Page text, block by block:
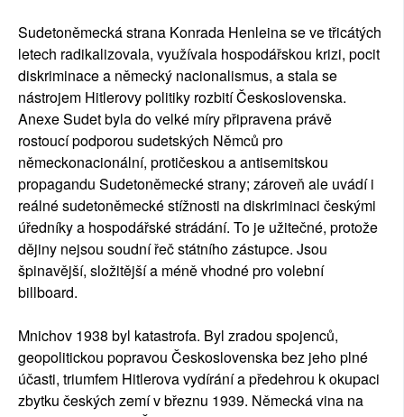
Sudetoněmecká strana Konrada Henleina se ve třicátých
letech radikalizovala, využívala hospodářskou krizi, pocit
diskriminace a německý nacionalismus, a stala se
nástrojem Hitlerovy politiky rozbití Československa.
Anexe Sudet byla do velké míry připravena právě
rostoucí podporou sudetských Němců pro
německonacionální, protičeskou a antisemitskou
propagandu Sudetoněmecké strany; zároveň ale uvádí i
reálné sudetoněmecké stížnosti na diskriminaci českými
úředníky a hospodářské strádání. To je užitečné, protože
dějiny nejsou soudní řeč státního zástupce. Jsou
špinavější, složitější a méně vhodné pro volební
billboard.
Mnichov 1938 byl katastrofa. Byl zradou spojenců,
geopolitickou popravou Československa bez jeho plné
účasti, triumfem Hitlerova vydírání a předehrou k okupaci
zbytku českých zemí v březnu 1939. Německá vina na